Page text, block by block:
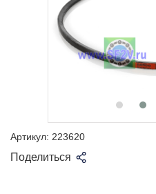
Артикул: 223620
Поделиться